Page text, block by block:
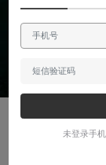
未登录手